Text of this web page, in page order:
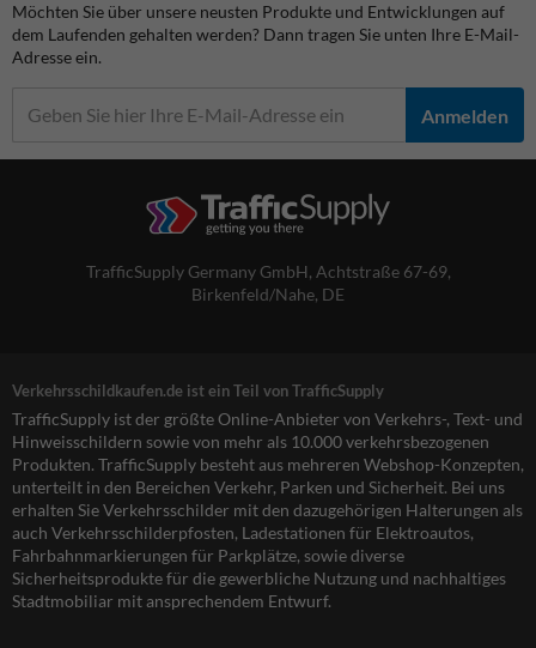
Möchten Sie über unsere neusten Produkte und Entwicklungen auf
dem Laufenden gehalten werden? Dann tragen Sie unten Ihre E-Mail-
Adresse ein.
Anmelden
TrafficSupply Germany GmbH, Achtstraße 67-69,
Birkenfeld/Nahe, DE
Verkehrsschildkaufen.de ist ein Teil von TrafficSupply
TrafficSupply ist der größte Online-Anbieter von Verkehrs-, Text- und
Hinweisschildern sowie von mehr als 10.000 verkehrsbezogenen
Produkten. TrafficSupply besteht aus mehreren Webshop-Konzepten,
unterteilt in den Bereichen Verkehr, Parken und Sicherheit. Bei uns
erhalten Sie Verkehrsschilder mit den dazugehörigen Halterungen als
auch Verkehrsschilderpfosten, Ladestationen für Elektroautos,
Fahrbahnmarkierungen für Parkplätze, sowie diverse
Sicherheitsprodukte für die gewerbliche Nutzung und nachhaltiges
Stadtmobiliar mit ansprechendem Entwurf.